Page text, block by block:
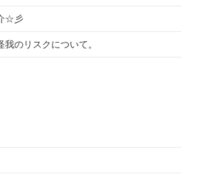
☆彡
のリスクについて。